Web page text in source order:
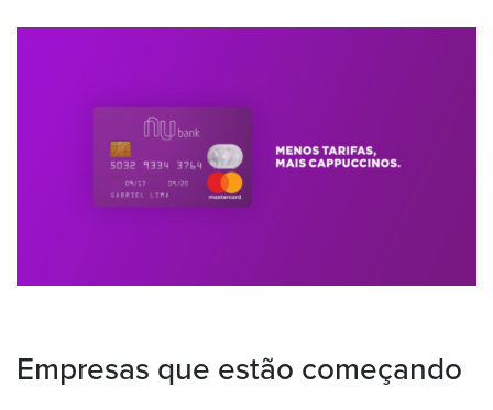
Empresas que estão começando